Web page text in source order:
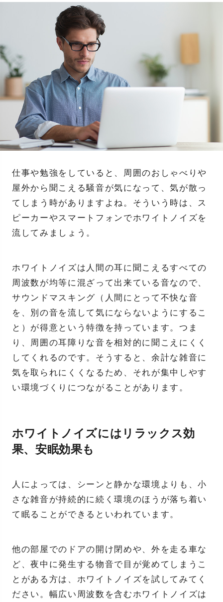
仕事や勉強をしていると、周囲のおしゃべりや
屋外から聞こえる騒音が気になって、気が散っ
てしまう時がありますよね。そういう時は、ス
ピーカーやスマートフォンでホワイトノイズを
流してみましょう。
ホワイトノイズは人間の耳に聞こえるすべての
周波数が均等に混ざって出来ている音なので、
サウンドマスキング（人間にとって不快な音
を、別の音を流して気にならないようにするこ
と）が得意という特徴を持っています。つま
り、周囲の耳障りな音を相対的に聞こえにくく
してくれるのです。そうすると、余計な雑音に
気を取られにくくなるため、それが集中しやす
い環境づくりにつながることがあります。
ホワイトノイズにはリラックス効
果、安眠効果も
人によっては、シーンと静かな環境よりも、小
さな雑音が持続的に続く環境のほうが落ち着い
て眠ることができるといわれています。
他の部屋でのドアの開け閉めや、外を走る車な
ど、夜中に発生する物音で目が覚めてしまうこ
とがある方は、ホワイトノイズを試してみてく
ださい。幅広い周波数を含むホワイトノイズは